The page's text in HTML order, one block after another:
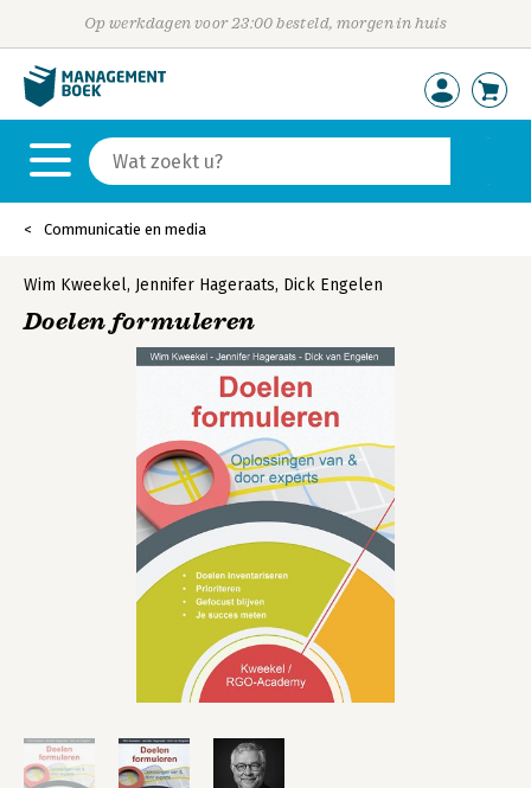
Op werkdagen voor 23:00 besteld, morgen in huis
Communicatie en media
Wim Kweekel, Jennifer Hageraats, Dick Engelen
Doelen formuleren